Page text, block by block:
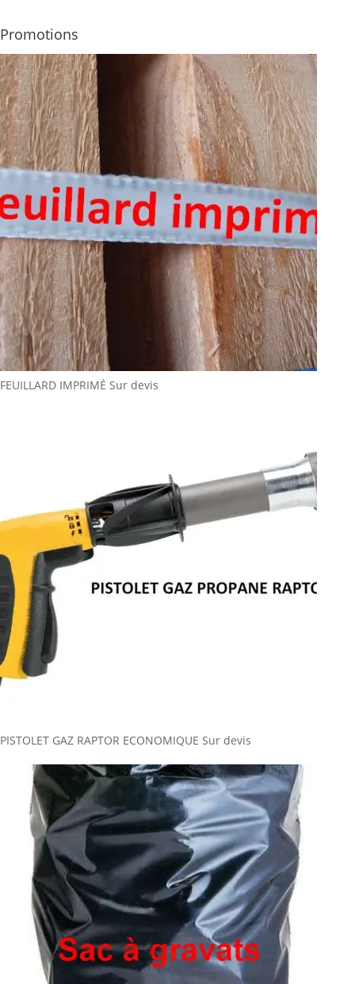
Promotions
FEUILLARD IMPRIMÉ Sur devis
PISTOLET GAZ RAPTOR ECONOMIQUE Sur devis